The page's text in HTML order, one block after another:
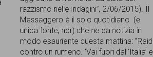
razzismo nelle indagini”, 2/06/2015). Il
Messaggero è il solo quotidiano (e
unica fonte, ndr) che ne da notizia in
modo esauriente questa mattina: “Raid
contro un rumeno. ‘Vai fuori dall’Italia’ e